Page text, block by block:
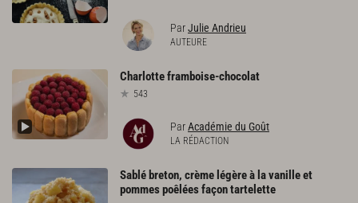
ParJulie Andrieu
AUTEURE
Charlotteframboise-chocolat
543
ParAcadémie du Goût
LA RÉDACTION
Sablé breton, crème légère à la vanille et
pommes poêlées façon tartelette